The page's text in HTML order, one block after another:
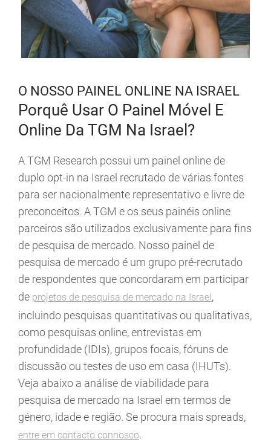
O NOSSO PAINEL ONLINE NA ISRAEL
Porquê Usar O Painel Móvel E
Online Da TGM Na Israel?
A TGM Research possui um painel online de
duplo opt-in na Israel recrutado de várias fontes
para ser nacionalmente representativo e livre de
preconceitos. A TGM e os seus painéis online
parceiros são utilizados exclusivamente para fins
de pesquisa de mercado. Nosso painel de
pesquisa de mercado é um grupo pré-recrutado
de respondentes que concordaram em participar
de projetos de pesquisa de mercado na Israel ,
incluindo pesquisas quantitativas ou qualitativas,
como pesquisas online, entrevistas em
profundidade (IDIs), grupos focais, fóruns de
discussão ou testes de uso em casa (IHUTs).
Veja abaixo a análise de viabilidade para
pesquisa de mercado na Israel em termos de
género, idade e região. Se procura mais spreads,
entre em contacto connosco.